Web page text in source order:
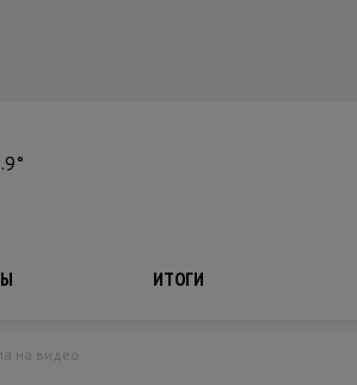
ИТОГИ
на видео